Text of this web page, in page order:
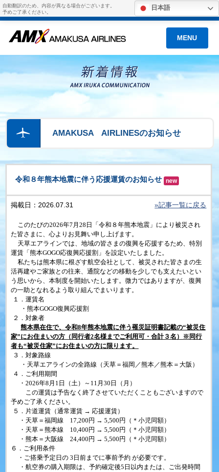
自動翻訳のため、内容が異なる場合がございます。
予めご了承ください。
日本語
MENU
AMAKUSA AIRLINESのお知らせ
令和８年熊本地震に伴う応援運賃のお知らせ new
掲載日：2026.07.31 »記事一覧に戻る
このたびの2026年7月28日「令和８年熊本地震」により被災され
た皆さまに、心よりお見舞い申し上げます。
天草エアラインでは、地域の皆さまの復興を応援するため、特別
運賃「熊本GOGO応復興応援割」を設定いたしました。
私たちは熊本県に根ざす航空会社として、被災された皆さまの生
活再建やご家族との往来、通院などの移動を少しでも支えたいとい
う思いから、本制度を開始いたします。微力ではありますが、復興
の一助となれるよう取り組んでまいります。
１．運賃名
・熊本GOGO復興応援割
２．対象者
熊本県在住で、令和8年熊本地震に伴う罹災証明書記載の“被災住
家”にお住まいの方（同行者2名様までご利用可・合計３名）※同行
者も“被災住家”にお住まいの方に限ります。
３．対象路線
・天草エアラインの全路線（天草＝福岡／熊本／熊本＝大阪）
４．ご利用期間
・2026年8月1日（土）～ 11 月30日（月）
この運賃は予告なく終了させていただくこともございますので
予めご了承ください。
５．片道運賃（通常運賃 → 応援運賃）
・天草＝福岡線 17,200 円 → 5,500 円（＊小児同額）
・天草＝熊本線 10,400 円 → 5,500 円（＊小児同額）
・熊本＝大阪線24,400 円 → 5,500 円（＊小児同額）
６．ご利用条件
・ご搭乗予定日の 3 日前までに事前予約 が必要です。
・航空券の購入期限は、予約確定後5 日以内または、ご出発時間